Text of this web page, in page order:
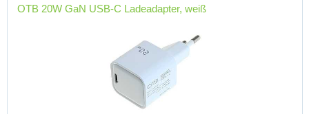
OTB 20W GaN USB-C Ladeadapter, weiß